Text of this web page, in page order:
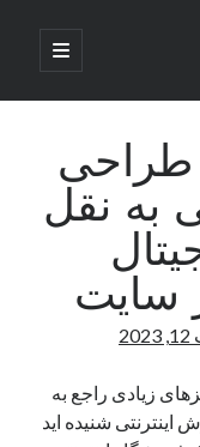
باز
کردن
اصلی
جستجو
و کاربردی
همزمان با شرایط
قطعی اینترنت ایران بیش از 120 ساعت ادامه یافت؛ اتصال
طراحی
به نقل
سایت
زیادی راجع‌ به
اینترنتی شنیده‌ اید